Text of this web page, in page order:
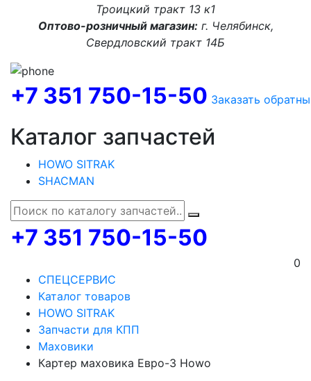
Троицкий тракт 13 к1
Оптово-розничный магазин:г. Челябинск,
Свердловский тракт 14Б
+7 351 750-15-50 Заказать
Каталог запчастей
HOWO SITRAK
SHACMAN
+7 351 750-15-50
0
СПЕЦСЕРВИС
Каталог товаров
HOWO SITRAK
Запчасти для КПП
Маховики
Картер маховика Евро-3 Howo